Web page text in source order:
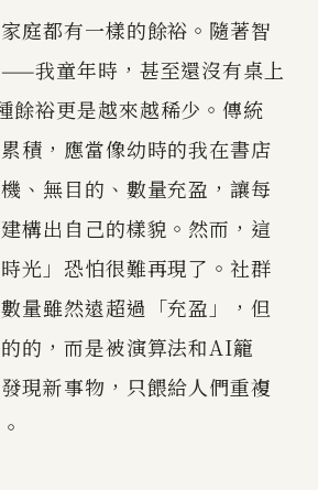
庭都有一樣的餘裕。隨著智
我童年時，甚至還沒有桌上
裕更是越來越稀少。傳統
積，應當像幼時的我在書店
、無目的、數量充盈，讓每
構出自己的樣貌。然而，這
光」恐怕很難再現了。社群
量雖然遠超過「充盈」，但
的，而是被演算法和AI籠
現新事物，只餵給人們重複